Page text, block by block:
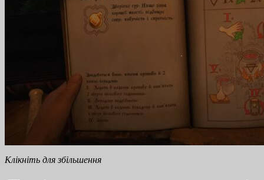
Клікніть для збільшення